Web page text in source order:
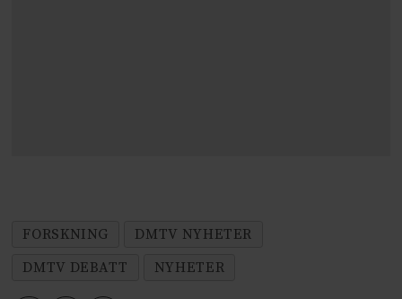
FORSKNING
DMTV NYHETER
DMTV DEBATT
NYHETER